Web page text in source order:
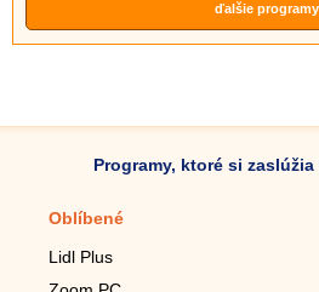
ďalšie
Programy, ktoré si
Oblíbené
Lidl Plus